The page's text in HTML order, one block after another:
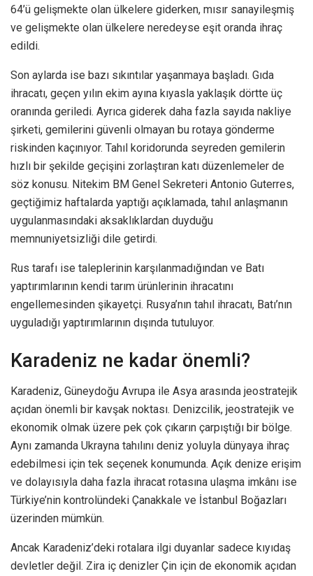
64’ü gelişmekte olan ülkelere giderken, mısır sanayileşmiş
ve gelişmekte olan ülkelere neredeyse eşit oranda ihraç
edildi.
Son aylarda ise bazı sıkıntılar yaşanmaya başladı. Gıda
ihracatı, geçen yılın ekim ayına kıyasla yaklaşık dörtte üç
oranında geriledi. Ayrıca giderek daha fazla sayıda nakliye
şirketi, gemilerini güvenli olmayan bu rotaya gönderme
riskinden kaçınıyor. Tahıl koridorunda seyreden gemilerin
hızlı bir şekilde geçişini zorlaştıran katı düzenlemeler de
söz konusu. Nitekim BM Genel Sekreteri Antonio Guterres,
geçtiğimiz haftalarda yaptığı açıklamada, tahıl anlaşmanın
uygulanmasındaki aksaklıklardan duyduğu
memnuniyetsizliği dile getirdi.
Rus tarafı ise taleplerinin karşılanmadığından ve Batı
yaptırımlarının kendi tarım ürünlerinin ihracatını
engellemesinden şikayetçi. Rusya’nın tahıl ihracatı, Batı’nın
uyguladığı yaptırımlarının dışında tutuluyor.
Karadeniz ne kadar önemli?
Karadeniz, Güneydoğu Avrupa ile Asya arasında jeostratejik
açıdan önemli bir kavşak noktası. Denizcilik, jeostratejik ve
ekonomik olmak üzere pek çok çıkarın çarpıştığı bir bölge.
Aynı zamanda Ukrayna tahılını deniz yoluyla dünyaya ihraç
edebilmesi için tek seçenek konumunda. Açık denize erişim
ve dolayısıyla daha fazla ihracat rotasına ulaşma imkânı ise
Türkiye’nin kontrolündeki Çanakkale ve İstanbul Boğazları
üzerinden mümkün.
Ancak Karadeniz’deki rotalara ilgi duyanlar sadece kıyıdaş
devletler değil. Zira iç denizler Çin için de ekonomik açıdan